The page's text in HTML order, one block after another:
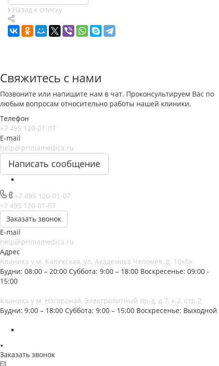
Назад к списку
Свяжитесь с нами
Позвоните или напишите нам в чат. Проконсультируем Вас по
любым вопросам относительно работы нашей клиники.
Телефон
+7 495 120-01-07
E-mail
help@primamedica.ru
Написать сообщение
+7 495 120-01-07
+7 495 120-01-07
Заказать звонок
E-mail
help@primamedica.ru
Адрес
Клиника у м. Калужская, ул. Академика Челомея, д. 10«Б»
Будни: 08:00 – 20:00 Суббота: 9:00 – 18:00 Воскресенье: 09:00 -
15:00
Клиника у м. Нагороная, Электролитный пр-д, д.7, к.2, стр.2
Будни: 9:00 – 18:00 Суббота: 9:00 – 15:00 Воскресенье: Выходной
Заказать звонок